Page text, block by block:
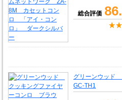
総合評価
グリーンウッ
GC-TH1